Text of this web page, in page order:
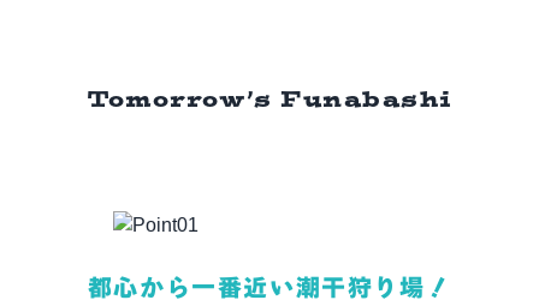
Tomorrow’s Funabashi
都心から一番近い潮干狩り場！